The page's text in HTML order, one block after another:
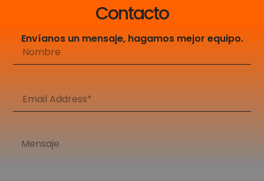
Contacto
Envíanos un mensaje, hagamos mejor equipo.